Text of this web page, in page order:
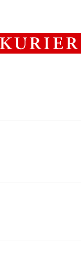
Österreich PolitikWirtschaft